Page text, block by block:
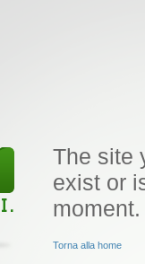
The site
exist or
moment.
Torna alla home